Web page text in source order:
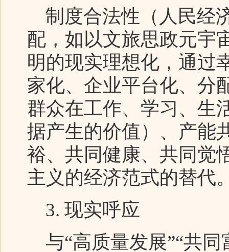
制度合法性（人民经
配，如以文旅思政元宇
明的现实理想化，通过
家化、企业平台化、分
群众在工作、学习、生
据产生的价值）、产能
裕、共同健康、共同觉
主义的经济范式的替代
3. 现实呼应
与“高质量发展”“共同